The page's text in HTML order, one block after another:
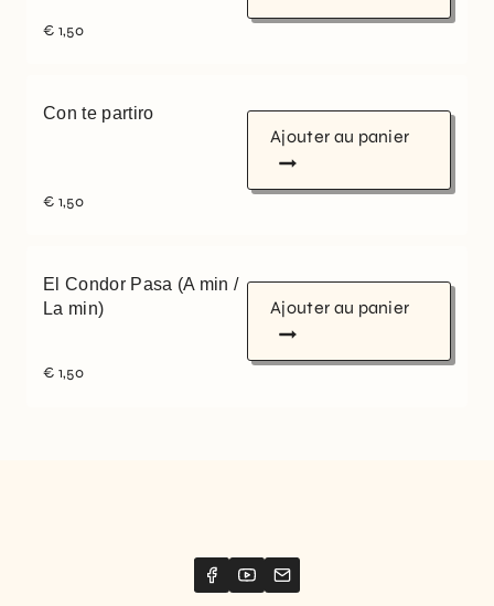
€ 1,50
Con te partiro
€ 1,50
Ajouter au panier
El Condor Pasa (A min /
La min)
€ 1,50
Ajouter au panier